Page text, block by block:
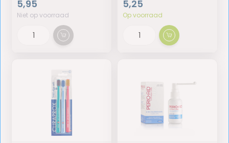
5,95
Niet op voorraad
5,25
Op voorraad